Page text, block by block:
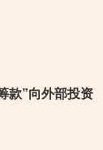
款”向外部投资